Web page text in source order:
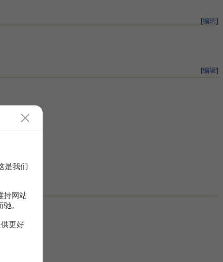
[编辑]
[编辑]
是我们
持网站
。
更好